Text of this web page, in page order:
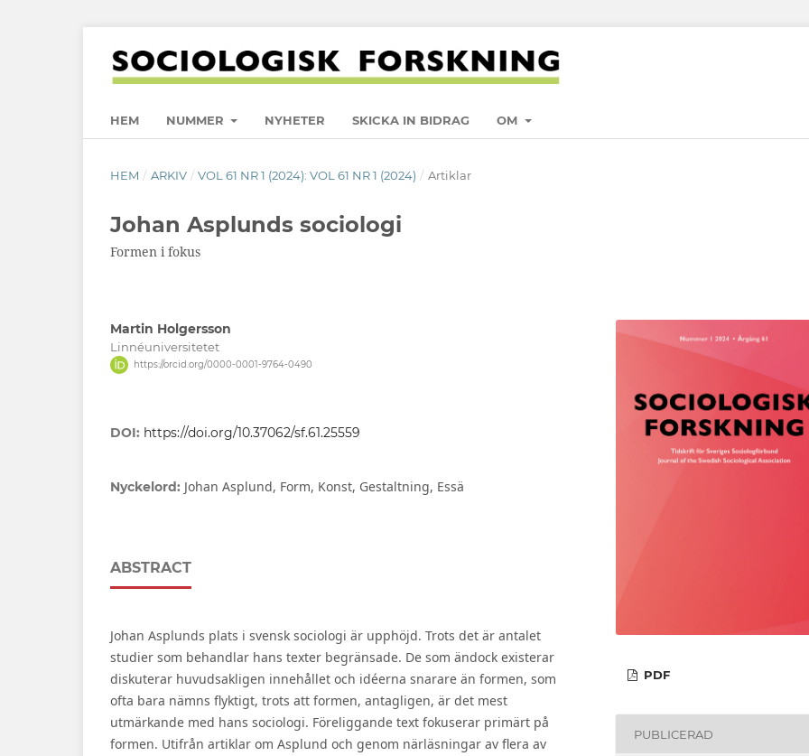
HEM NUMMER NYHETER SKICKA IN BIDRAG OM
HEM / ARKIV / VOL 61 NR 1 (2024): VOL 61 NR 1 (2024) / Artiklar
Johan Asplunds sociologi
Formen i fokus
Martin Holgersson
Linnéuniversitetet
https://orcid.org/0000-0001-9764-0490
DOI: https://doi.org/10.37062/sf.61.25559
Nyckelord: Johan Asplund, Form, Konst, Gestaltning, Essä
ABSTRACT
Johan Asplunds plats i svensk sociologi är upphöjd. Trots det är antalet
studier som behandlar hans texter begränsade. De som ändock existerar
diskuterar huvudsakligen innehållet och idéerna snarare än formen, som
ofta bara nämns flyktigt, trots att formen, antagligen, är det mest
utmärkande med hans sociologi. Föreliggande text fokuserar primärt på
formen. Utifrån artiklar om Asplund och genom närläsningar av flera av
PDF
PUBLICERAD